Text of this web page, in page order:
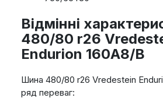
Відмінні
480/80 r26
Endurion 160A8/B
Шина 480/80 r26 Vredestein
ряд переваг: